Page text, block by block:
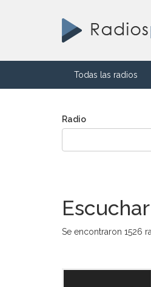
Todas las radios
Radio
Se encontraron 1526